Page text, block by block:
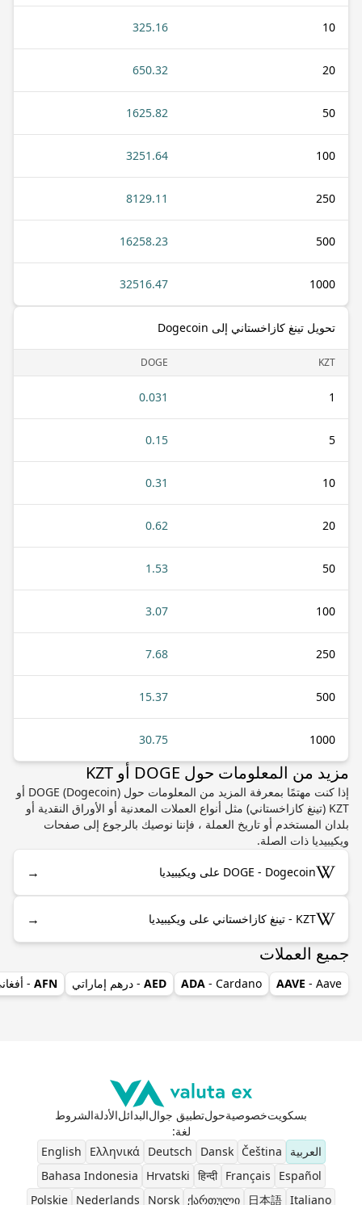
10
325.16
20
650.32
50
1625.82
100
3251.64
250
8129.11
500
16258.23
1000
32516.47
تحويل تينغ كازاخستاني إلى Dogecoin
KZT
DOGE
1
0.031
5
0.15
10
0.31
20
0.62
50
1.53
100
3.07
250
7.68
500
15.37
1000
30.75
مزيد من المعلومات حول DOGE أو KZT
إذا كنت مهتمًا بمعرفة المزيد من المعلومات حول DOGE (Dogecoin) أو
KZT (تينغ كازاخستاني) مثل أنواع العملات المعدنية أو الأوراق النقدية أو
بلدان المستخدم أو تاريخ العملة ، فإننا نوصيك بالرجوع إلى صفحات
ويكيبيديا ذات الصلة.
DOGE - Dogecoin على ويكيبيديا →
KZT - تينغ كازاخستاني على ويكيبيديا →
جميع العملات
AAVE - Aave
ADA - Cardano
AED - درهم إماراتي AFN
-
بسكويتخصوصيةحولتطبيق جوالالبدائلالأدلةالشروط
لغة:
العربية
Čeština
Dansk
Deutsch
Ελληνικά
English
Español
Français
हिन्दी
Hrvatski
Bahasa Indonesia
Italiano
日本語
ქართული
Norsk
Nederlands
Polskie